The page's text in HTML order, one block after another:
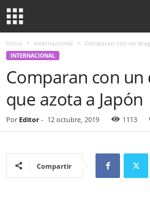
Inicio Internacional Comparan con un
INTERNACIONAL
Comparan con
que azota a Japón
Por Editor - 12 octubre, 2019 1113
Compartir